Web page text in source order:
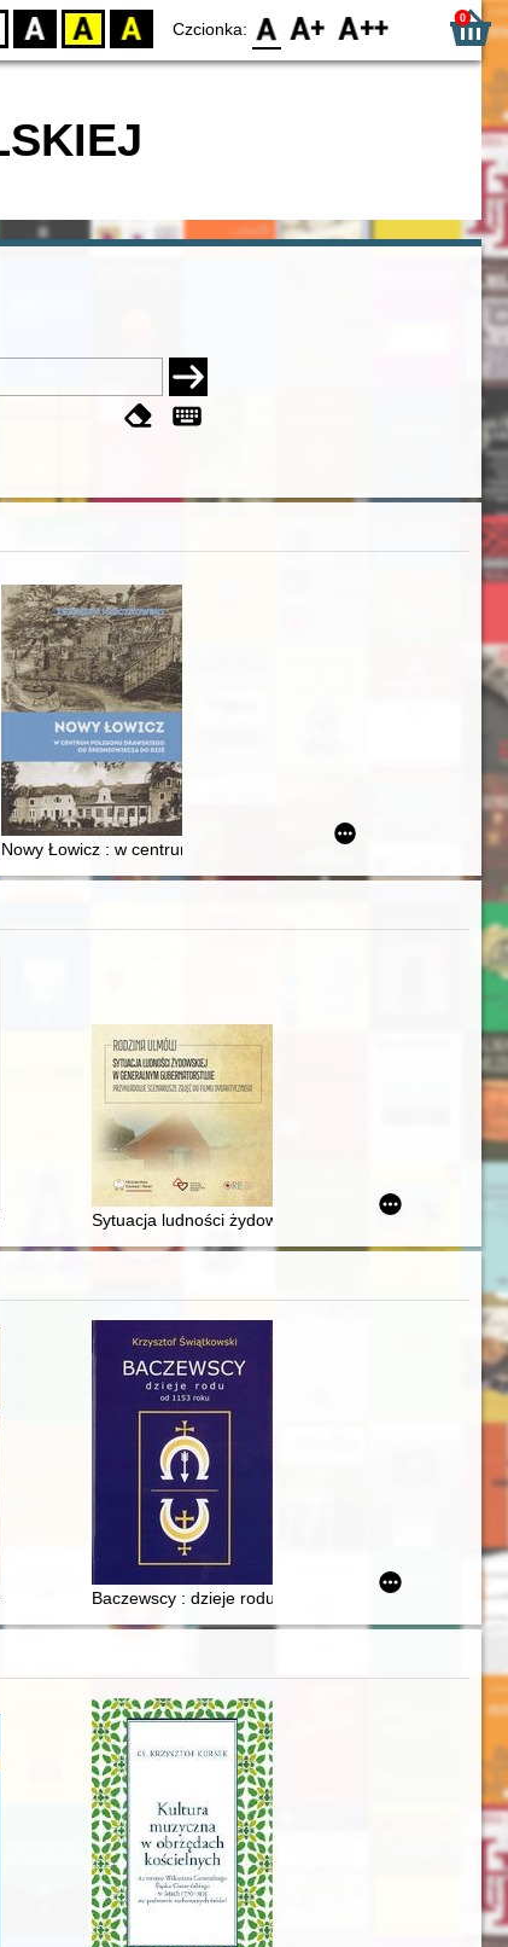
BW YB BY Czcionka: F0 F1 F2 0
Nowy Łowicz : w centrum poligonu drawskiego od średniowiecza
pamięci Profesora Wiesława Jamrożka w siedemdziesiątą
Świebodzin : historia Koła i... nie tylko : praca zbiorowa
Sytuacja ludności żydowskiej w Generalnym
walce o Polskę niepodległą
ziemi żarskiejBaczewscy : dzieje rodu od 1153 roku